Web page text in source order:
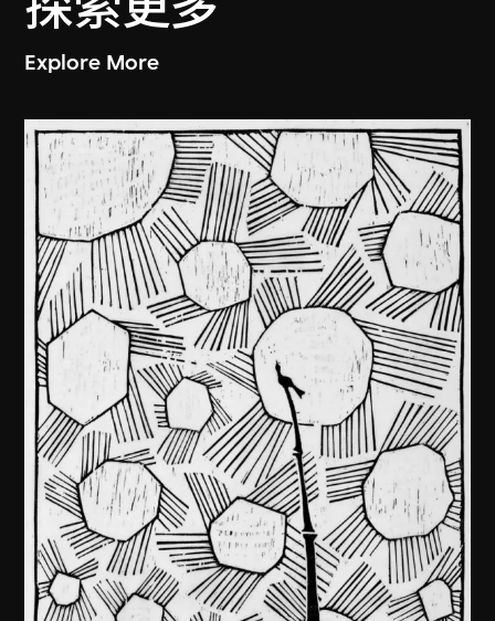
Explore More